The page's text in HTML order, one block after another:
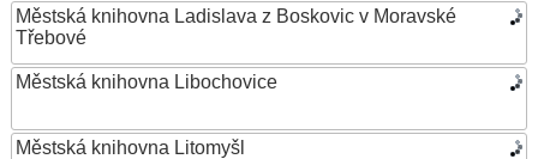
Městská knihovna Ladislava z Boskovic v Moravské
Třebové
Městská knihovna Libochovice
Městská knihovna Litomyšl